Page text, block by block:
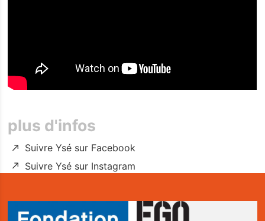
Actualités
Espace pro
Nos Partenaires
plus d'infos
Suivre Ysé sur Facebook
Suivre Ysé sur Instagram